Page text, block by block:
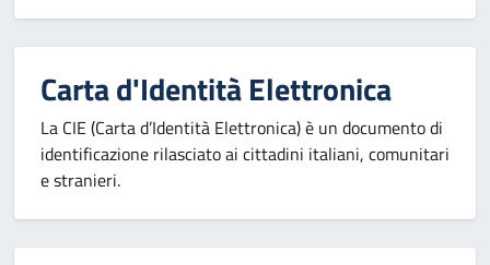
Carta d'Identità Elettronica
La CIE (Carta d’Identità Elettronica) è un documento di
identificazione rilasciato ai cittadini italiani, comunitari
e stranieri.